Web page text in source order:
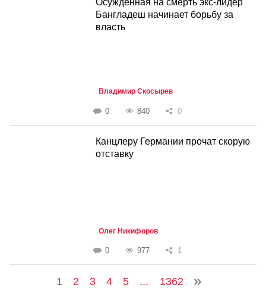
Бангладеш начинает борьбу за
власть
Владимир Скосырев
0 840 0
Канцлеру Германии прочат скорую
отставку
Олег Никифоров
0 977 1
1 2 3 4 5 ... 1362